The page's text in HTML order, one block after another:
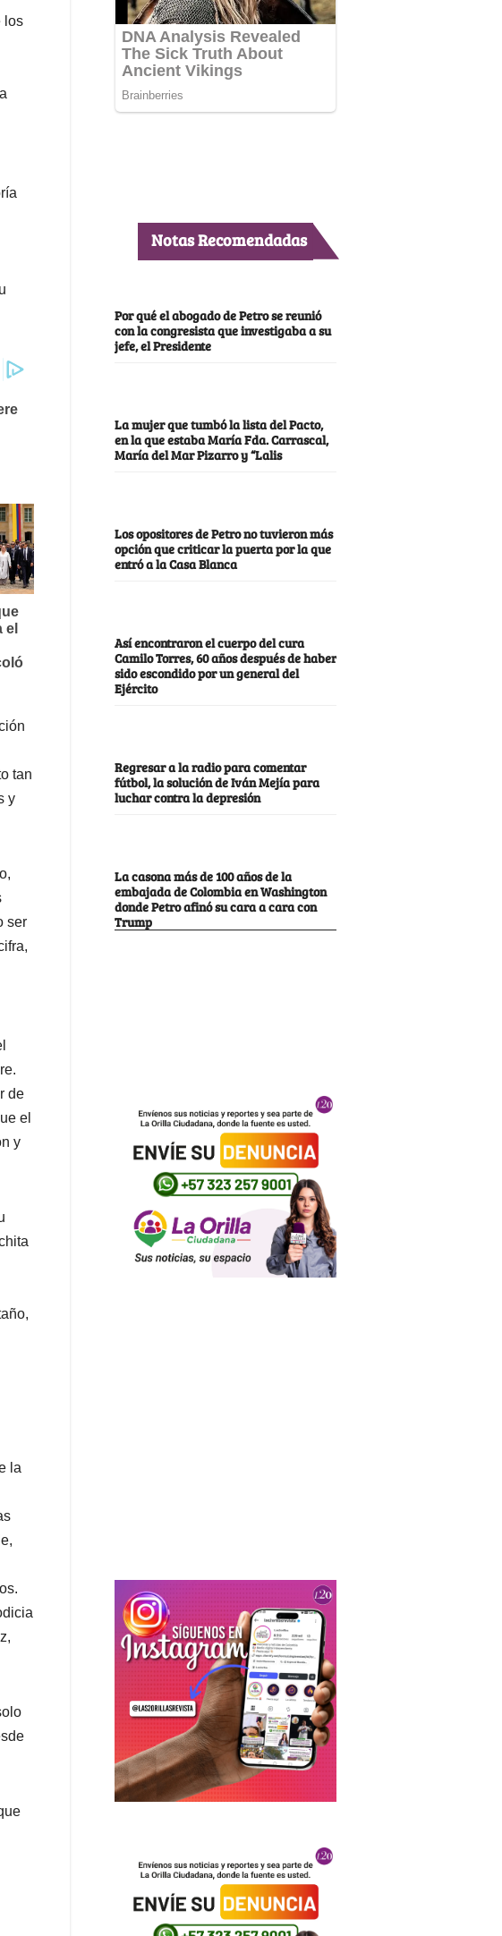
los
tan
y
ser
de
el
y
la
Notas Recomendadas
Por qué el abogado de Petro se reunió
con la congresista que investigaba a su
jefe, el Presidente
La mujer que tumbó la lista del Pacto,
en la que estaba María Fda. Carrascal,
María del Mar Pizarro y “Lalis
Los opositores de Petro no tuvieron más
opción que criticar la puerta por la que
entró a la Casa Blanca
Así encontraron el cuerpo del cura
Camilo Torres, 60 años después de haber
sido escondido por un general del
Ejército
Regresar a la radio para comentar
fútbol, la solución de Iván Mejía para
luchar contra la depresión
La casona más de 100 años de la
embajada de Colombia en Washington
donde Petro afinó su cara a cara con
Trump